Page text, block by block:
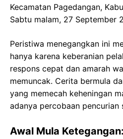
Kecamatan Pagedangan,
Sabtu malam, 27 September
Peristiwa menegangkan ini
hanya karena keberanian
respons cepat dan amarah
memuncak. Cerita bermula
yang memecah keheningan
adanya percobaan pencurian
Awal Mula